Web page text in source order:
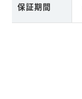
保証期間